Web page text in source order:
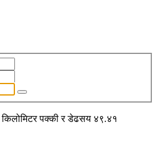
किलोमिटर पक्की र डेढसय ४९.४१